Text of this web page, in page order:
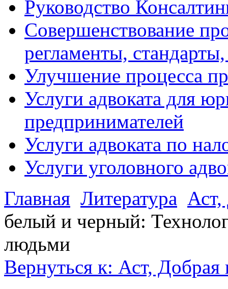
Руководство
Совершенствование
регламенты,
Улучшение процесса
Услуги адвоката для
предпринимателей
Услуги адвоката по
Услуги уголовного
Главная Литература Аст,
белый и черный:
людьми
Вернуться к: Аст, Добрая